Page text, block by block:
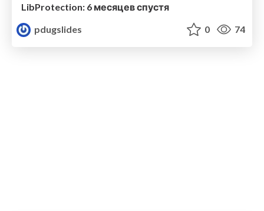
LibProtection: 6 месяцев спустя
pdugslides
0 74